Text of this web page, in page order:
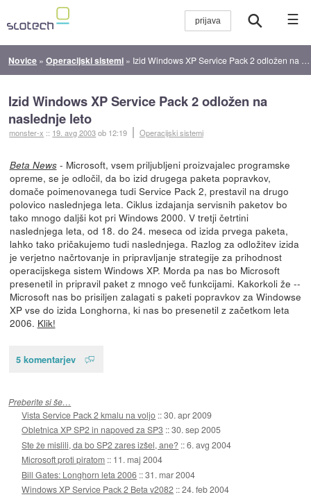
☰
Novice »Operacijski sistemi » Izid Windows XP Service Pack 2 odložen na naslednje leto
Izid Windows XP Service Pack 2 odložen na
naslednje leto
monster-x :: 19. avg 2003ob 12:19 Operacijski sistemi
Beta News- Microsoft, vsem priljubljeni proizvajalec programske
opreme, se je odločil, da bo izid drugega paketa popravkov,
domače poimenovanega tudi Service Pack 2, prestavil na drugo
polovico naslednjega leta. Ciklus izdajanja servisnih paketov bo
tako mnogo daljši kot pri Windows 2000. V tretji četrtini
naslednjega leta, od 18. do 24. meseca od izida prvega paketa,
lahko tako pričakujemo tudi naslednjega. Razlog za odložitev izida
je verjetno načrtovanje in pripravljanje strategije za prihodnost
operacijskega sistem Windows XP. Morda pa nas bo Microsoft
presenetil in pripravil paket z mnogo več funkcijami. Kakorkoli že --
Microsoft nas bo prisiljen zalagati s paketi popravkov za Windowse
XP vse do izida Longhorna, ki nas bo presenetil z začetkom leta
2006. Klik!
5 komentarjev
Preberite si še…
Vista Service Pack 2 kmalu na voljo ::30. apr 2009
Obletnica XP SP2 in napoved za SP3 ::30. sep 2005
Ste že mislili, da bo SP2 zares izšel, ane? ::6. avg 2004
Microsoft proti piratom :: 11. maj 2004
Bill Gates: Longhorn leta 2006 ::31. mar 2004
Windows XP Service Pack 2 Beta v2082 ::24. feb 2004